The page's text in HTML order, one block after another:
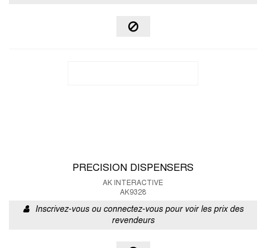
PRECISION DISPENSERS
AK INTERACTIVE
AK9328
Inscrivez-vous ou connectez-vous pour voir les prix des
revendeurs